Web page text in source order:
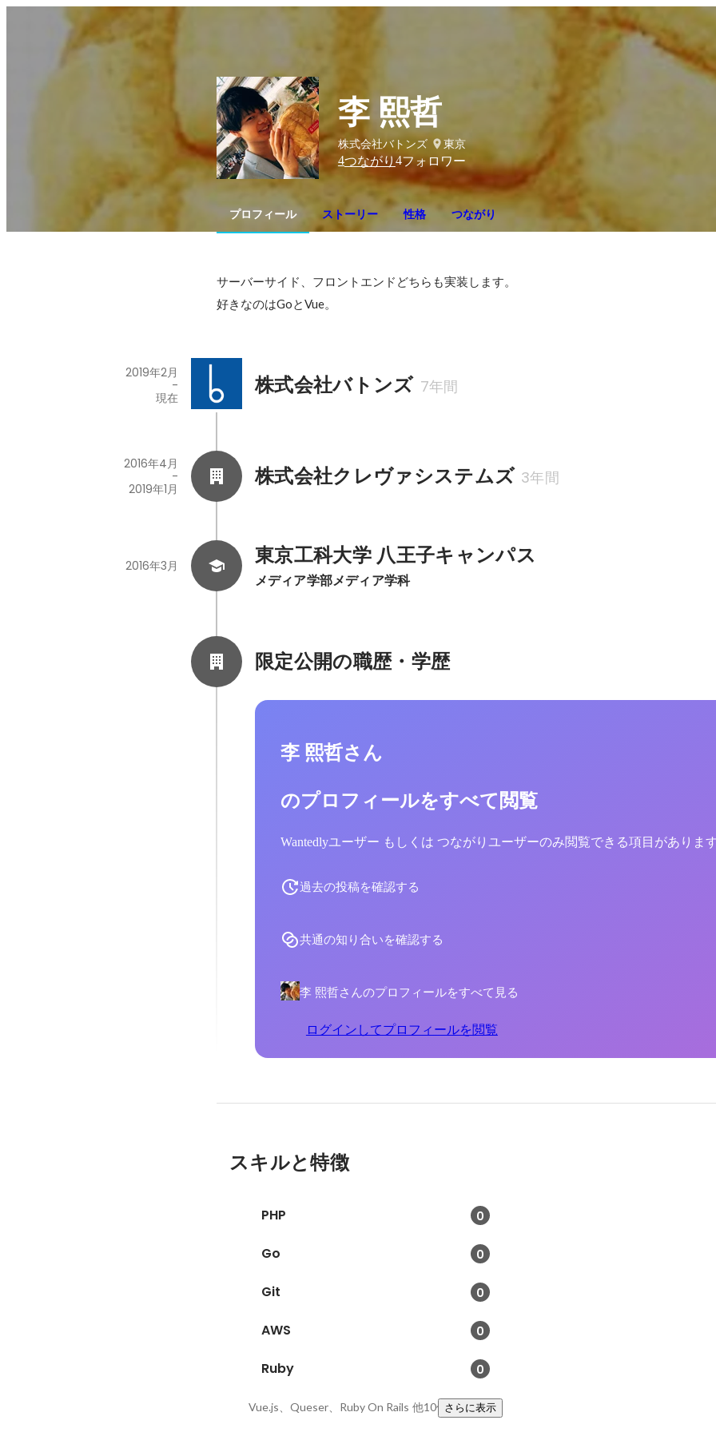
李 熙哲
株式会社バトンズ
東京
4つながり 4フォロワー
プロフィール ストーリー 性格 つながり
サーバーサイド、フロントエンドどちらも実装します。
好きなのはGoとVue。
株式会社バトンズ 7年間
2019年2月
-
現在
株式会社クレヴァシステムズ 3年間
2016年4月
-
2019年1月
東京工科大学 八王子キャンパス
メディア学部メディア学科
2016年3月
限定公開の職歴・学歴
李 熙哲さん
のプロフィールをすべて閲覧
Wantedlyユーザー もしくは つながりユーザーのみ閲覧できる項目がありま
過去の投稿を確認する
共通の知り合いを確認する
李 熙哲さんのプロフィールをすべて見る
ログインしてプロフィールを閲覧
スキルと特徴
PHP 0
Go 0
Git 0
AWS 0
Ruby 0
Vue.js、Queser、Ruby On Rails 他10件さらに表示